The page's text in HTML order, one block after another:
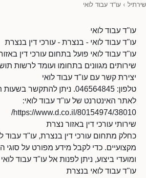
שירתיל › עו"ד עבוד לואי
עו"ד עבוד לואי
עו"ד עבוד לואי - בנצרת - עורכי דין בנצרת
עו"ד עבוד לואי פועל בתחום עורכי דין
שירותים מגוונים בתחומו ועומד לרשות
יצירת קשר עם עו"ד עבוד לואי
טלפון: 046564845. ניתן להתקשר בשעות הפעילות.
לאתר האינטרנט של עו"ד עבוד לואי:
https://www.d.co.il/80154974/38010/
שירותי עורכי דין באזור נצרת
כחלק מתחום עורכי דין בנצרת, עו"ד עבוד
מקצועיים. כדי לקבל מידע מפורט על סוגי
ומועדי ביצוע, ניתן לפנות אל עו"ד עבוד
עו"ד עבוד לואי בנצרת